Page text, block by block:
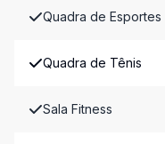
Quadra de Esportes
Quadra de Tênis
Sala Fitness